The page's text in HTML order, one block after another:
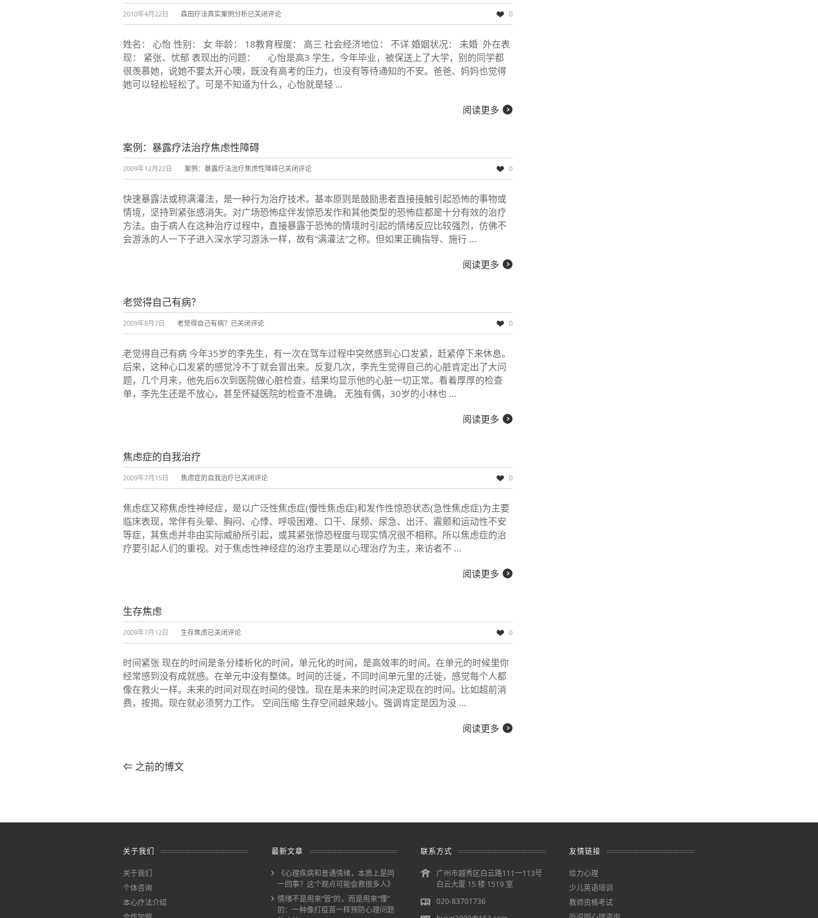
2010年4月22日 森田疗法真实案例分析已关闭评论 0
姓名： 心怡 性别： 女 年龄： 18教育程度： 高三 社会经济地位： 不详 婚姻状况： 未婚 外在表
现： 紧张、忧郁 表现出的问题： 心怡是高3 学生，今年毕业，被保送上了大学，别的同学都
很羡慕她，说她不要太开心噢，既没有高考的压力，也没有等待通知的不安。爸爸、妈妈也觉得
她可以轻松轻松了。可是不知道为什么，心怡就是轻 …
阅读更多
案例：暴露疗法治疗焦虑性障碍
2009年12月22日 案例：暴露疗法治疗焦虑性障碍已关闭评论 0
快速暴露法或称满灌法，是一种行为治疗技术。基本原则是鼓励患者直接接触引起恐怖的事物或
情境，坚持到紧张感消失。对广场恐怖症伴发惊恐发作和其他类型的恐怖症都是十分有效的治疗
方法。由于病人在这种治疗过程中，直接暴露于恐怖的情境时引起的情绪反应比较强烈，仿佛不
会游泳的人一下子进入深水学习游泳一样，故有“满灌法”之称。但如果正确指导、施行 …
阅读更多
老觉得自己有病？
2009年8月7日 老觉得自己有病？ 已关闭评论 0
老觉得自己有病 今年35岁的李先生，有一次在驾车过程中突然感到心口发紧，赶紧停下来休息。
后来，这种心口发紧的感觉冷不丁就会冒出来。反复几次，李先生觉得自己的心脏肯定出了大问
题，几个月来，他先后6次到医院做心脏检查，结果均显示他的心脏一切正常。看着厚厚的检查
单，李先生还是不放心，甚至怀疑医院的检查不准确。 无独有偶，30岁的小林也 …
阅读更多
焦虑症的自我治疗
2009年7月15日 焦虑症的自我治疗已关闭评论 0
焦虑症又称焦虑性神经症，是以广泛性焦虑症(慢性焦虑症)和发作性惊恐状态(急性焦虑症)为主要
临床表现，常伴有头晕、胸闷、心悸、呼吸困难、口干、尿频、尿急、出汗、震颤和运动性不安
等症，其焦虑并非由实际威胁所引起，或其紧张惊恐程度与现实情况很不相称。所以焦虑症的治
疗要引起人们的重视。对于焦虑性神经症的治疗主要是以心理治疗为主，来访者不 …
阅读更多
生存焦虑
2009年7月12日 生存焦虑已关闭评论 0
时间紧张 现在的时间是条分缕析化的时间，单元化的时间，是高效率的时间。在单元的时候里你
经常感到没有成就感。在单元中没有整体。时间的迁徙，不同时间单元里的迁徙，感觉每个人都
像在救火一样。未来的时间对现在时间的侵蚀。现在是未来的时间决定现在的时间。比如超前消
费，按揭。现在就必须努力工作。 空间压缩 生存空间越来越小。强调肯定是因为没 …
阅读更多
⇐ 之前的博文
关于我们
关于我们
个体咨询
本心疗法介绍
最新文章
《心理疾病和普通情绪，本质上是同
一回事？这个观点可能会救很多人》
情绪不是用来“管”的，而是用来“懂”
的：一种像打疫苗一样预防心理问题
联系方式
广州市越秀区白云路111一113号
白云大厦 15 楼 1519 室
020-83701736
友情链接
给力心理
少儿英语培训
教师资格考试